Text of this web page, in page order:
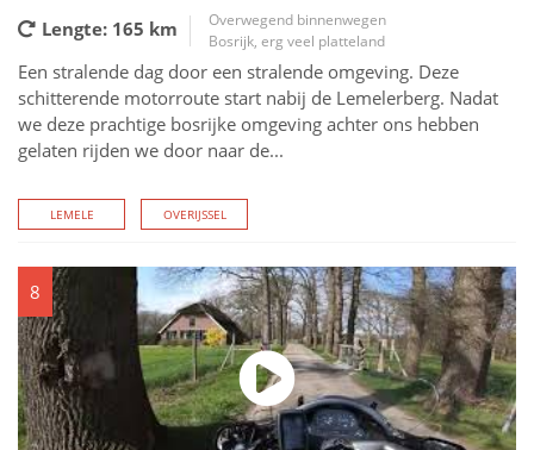
Lengte: 165 km
Overwegend binnenwegen
Bosrijk, erg veel platteland
Een stralende dag door een stralende omgeving. Deze
schitterende motorroute start nabij de Lemelerberg. Nadat
we deze prachtige bosrijke omgeving achter ons hebben
gelaten rijden we door naar de...
LEMELE OVERIJSSEL
8